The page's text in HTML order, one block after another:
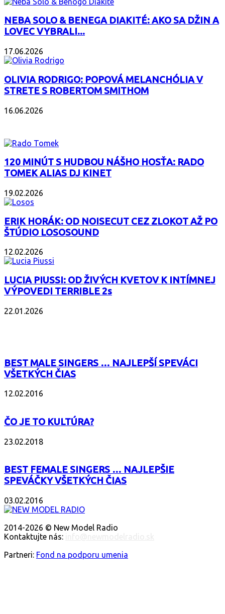
NEBA SOLO & BENEGA DIAKITÉ: AKO SA DŽIN A
LOVEC VYBRALI...
17.06.2026
OLIVIA RODRIGO: POPOVÁ MELANCHÓLIA V
STRETE S ROBERTOM SMITHOM
16.06.2026
120 MINÚT S HUDBOU NÁŠHO HOSŤA: RADO
TOMEK ALIAS DJ KINET
19.02.2026
ERIK HORÁK: OD NOISECUT CEZ ZLOKOT AŽ PO
ŠTÚDIO LOSOSOUND
12.02.2026
LUCIA PIUSSI: OD ŽIVÝCH KVETOV K INTÍMNEJ
VÝPOVEDI TERRIBLE 2s
22.01.2026
BEST MALE SINGERS … NAJLEPŠÍ SPEVÁCI
VŠETKÝCH ČIAS
12.02.2016
ČO JE TO KULTÚRA?
23.02.2018
BEST FEMALE SINGERS … NAJLEPŠIE
SPEVÁČKY VŠETKÝCH ČIAS
03.02.2016
2014-2026 © New Model Radio
Kontaktujte nás:
Partneri: Fond na podporu umenia